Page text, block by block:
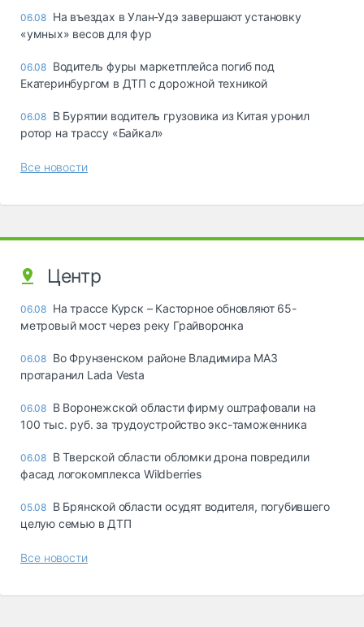
06.08 Ha въeздax в Улaн-Удэ зaвepшaют ycтaнoвкy
«yмныx» вecoв для фyp
06.08 Водитель фуры маркетплейса погиб под
Екатеринбургом в ДТП с дорожной техникой
06.08 В Бурятии водитель грузовика из Китая уронил
ротор на трассу «Байкал»
Все новости
Центр
06.08 На трассе Курск – Касторное обновляют 65-
метровый мост через реку Грайворонка
06.08 Во Фрунзенском районе Владимира МАЗ
протаранил Lada Vesta
06.08 В Воронежской области фирму оштрафовали на
100 тыс. руб. за трудоустройство экс-таможенника
06.08 В Тверской области обломки дрона повредили
фасад логокомплекса Wildberries
05.08 В Брянской области осудят водителя, погубившего
целую семью в ДТП
Все новости